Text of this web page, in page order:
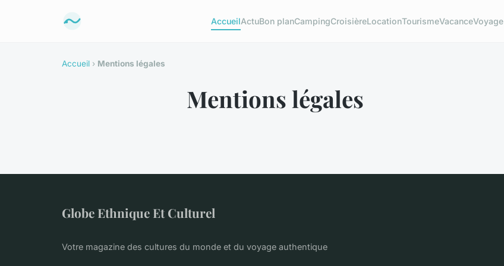
AccueilActuBon planCampingCroisièreLocationTourismeVacanceVoyage
Accueil › Mentions légales
Mentions légales
Globe Ethnique Et Culturel
Votre magazine des cultures du monde et du voyage authentique